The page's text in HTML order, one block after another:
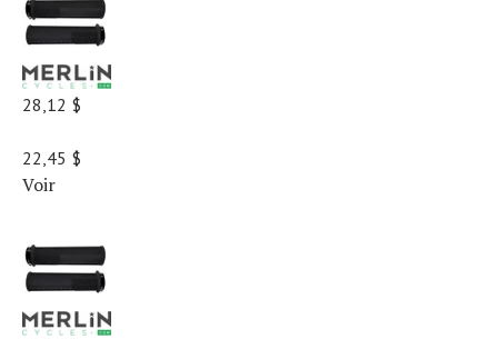
28,12 $
22,45 $
Voir